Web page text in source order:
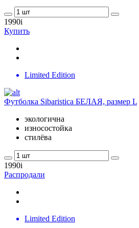
1990i
Купить
Limited Edition
Футболка Sibaristica БЕЛАЯ, размер L
экологична
износостойка
стилёва
1990i
Распродали
Limited Edition